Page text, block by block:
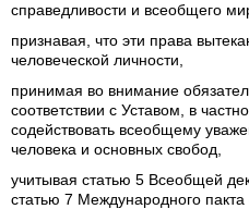
справедливости и всеобщего
признавая, что эти права
человеческой личности,
принимая во внимание
соответствии с Уставом, в
содействовать всеобщему
человека и основных свобод,
учитывая статью 5 Всеобщей
статью 7 Международного пакта